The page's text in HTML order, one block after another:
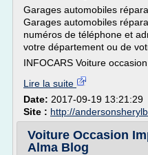
Garages automobiles
Garages automobiles
numéros de téléphone et
votre département ou de
INFOCARS Voiture occasion
Lire la suite
Date: 2017-09-19 13:21:29
Site : http://
Voiture Occasion
Alma Blog